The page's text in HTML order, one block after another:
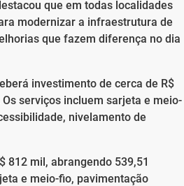
que em todas localidades
modernizar a infraestrutura de
que fazem diferença no dia
investimento de cerca de R$
serviços incluem sarjeta e meio-
nivelamento de
812 mil, abrangendo 539,51
e meio-fio, pavimentação